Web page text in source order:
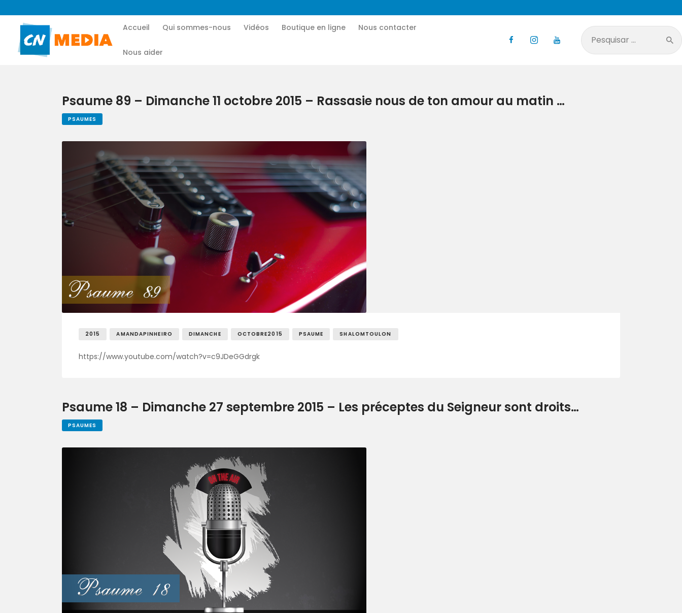
Accueil Qui sommes-nous Vidéos Boutique en ligne Nous contacter
Nous aider
Pesquisar
por:
Accueil
Boutique en ligne
Nous contacter
Nous aider
Psaume 89 – Dimanche 11 octobre 2015 – Rassasie nous de ton amour au matin …
PSAUMES
2015 AMANDAPINHEIRO DIMANCHE OCTOBRE2015 PSAUME SHALOMTOULON
https://www.youtube.com/watch?v=c9JDeGGdrgk
Psaume 18 – Dimanche 27 septembre 2015 – Les préceptes du Seigneur sont droits…
PSAUMES